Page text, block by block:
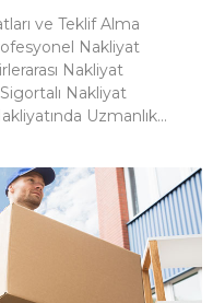
ve Teklif Alma
Nakliyat
Nakliyat
Nakliyat
Uzmanlık...